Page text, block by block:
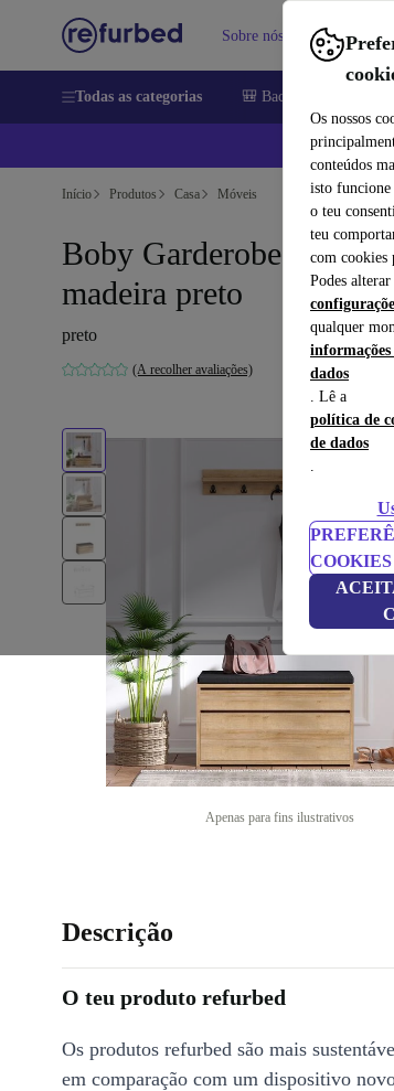
Os nossos
conteúdos
isto funcione
o teu
teu
com cookies
Podes alterar
qualquer
dados
. Lê a
política de
de dados
.
COOKIES
Sobre nós Vender Ajuda
Todas as categorias 🎒 Back to school
Início Produtos Casa Móveis
Boby Garderobe
madeira preto
preto
(A recolher avaliações)
Apenas para fins ilustrativos
Descrição
O teu produto refurbed
Os produtos refurbed são mais
em comparação com um dispositivo